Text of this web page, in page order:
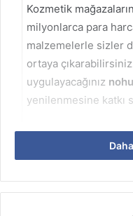
Kozmetik
milyonlarca para
malzemelerle sizler
ortaya
uygulayacağınız
yenilenmesine katkı